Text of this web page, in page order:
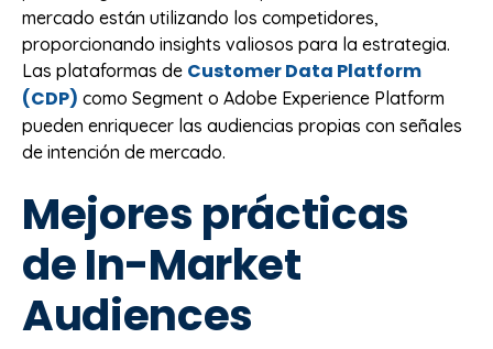
mercado están utilizando los competidores,
proporcionando insights valiosos para la estrategia.
Las plataformas de Customer Data Platform
(CDP) como Segment o Adobe Experience Platform
pueden enriquecer las audiencias propias con señales
de intención de mercado.
Mejores prácticas
de In-Market
Audiences